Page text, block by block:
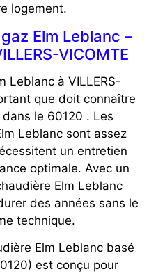
logement.
Elm Leblanc –
VICOMTE
Leblanc à VILLERS-
que doit connaître
le 60120 . Les
Leblanc sont assez
un entretien
optimale. Avec un
Elm Leblanc
des années sans le
technique.
Elm Leblanc basé
est conçu pour